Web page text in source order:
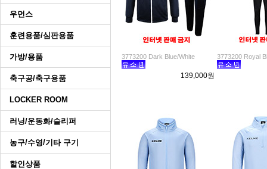
우먼스
훈련용품/심판용품
가방/용품
축구공/축구용품
LOCKER ROOM
러닝/운동화/슬리퍼
농구/수영/기타 구기
할인상품
3773200 Dark Blue/White
139,000원
3773200 Royal